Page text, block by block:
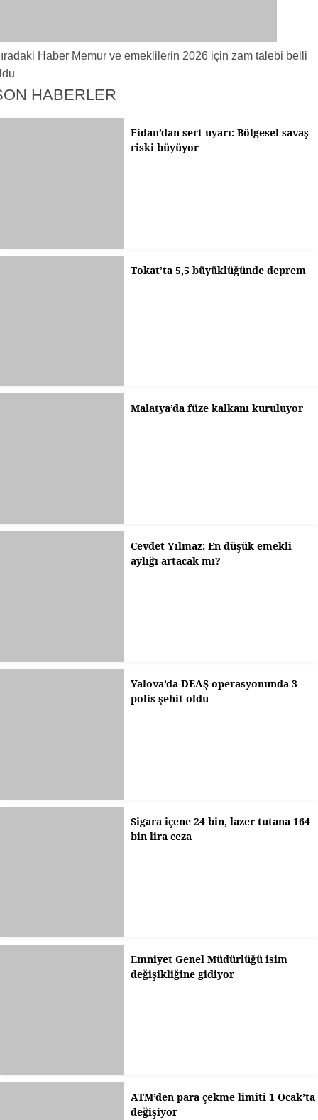
Haber Memur ve emeklilerin 2026 için zam talebi belli
HABERLER
Fidan’dan sert uyarı: Bölgesel savaş
riski büyüyor
Tokat’ta 5,5 büyüklüğünde deprem
Malatya’da füze kalkanı kuruluyor
Cevdet Yılmaz: En düşük emekli
aylığı artacak mı?
Yalova’da DEAŞ operasyonunda 3
polis şehit oldu
Sigara içene 24 bin, lazer tutana 164
bin lira ceza
Emniyet Genel Müdürlüğü isim
değişikliğine gidiyor
ATM’den para çekme limiti 1 Ocak’ta
değişiyor